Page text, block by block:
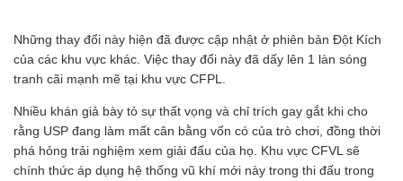
Những thay đổi này hiện đã được cập nhật ở phiên bản Đột Kích
của các khu vực khác. Việc thay đổi này đã dấy lên 1 làn sóng
tranh cãi mạnh mẽ tại khu vực CFPL.
Nhiều khán giả bày tỏ sự thất vọng và chỉ trích gay gắt khi cho
rằng USP đang làm mất cân bằng vốn có của trò chơi, đồng thời
phá hỏng trải nghiệm xem giải đấu của họ. Khu vực CFVL sẽ
chính thức áp dụng hệ thống vũ khí mới này trong thi đấu trong